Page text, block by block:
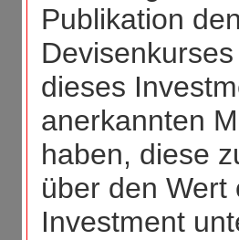
Publikation
dieses
anerkannten
haben, diese
über den Wert
Investment